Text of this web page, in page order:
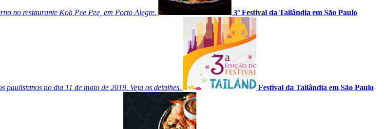
no restaurante Koh Pee Pee, em Porto Alegre. 3º Festival da Tailândia em São Paulo
paulistanos no dia 11 de maio de 2019. Veja os detalhes. Festival da Tailândia em São Paulo